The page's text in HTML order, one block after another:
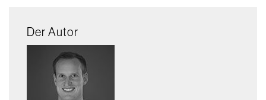
Der Autor